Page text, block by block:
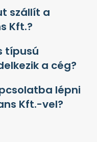
szállít a
Kft.?
típusú
a cég?
lépni
Kft.-vel?